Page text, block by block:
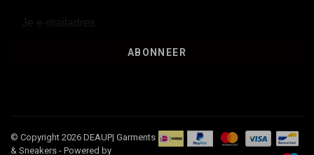
ABONNEER
© Copyright 2026 DEAUP| Garments
& Sneakers - Powered by